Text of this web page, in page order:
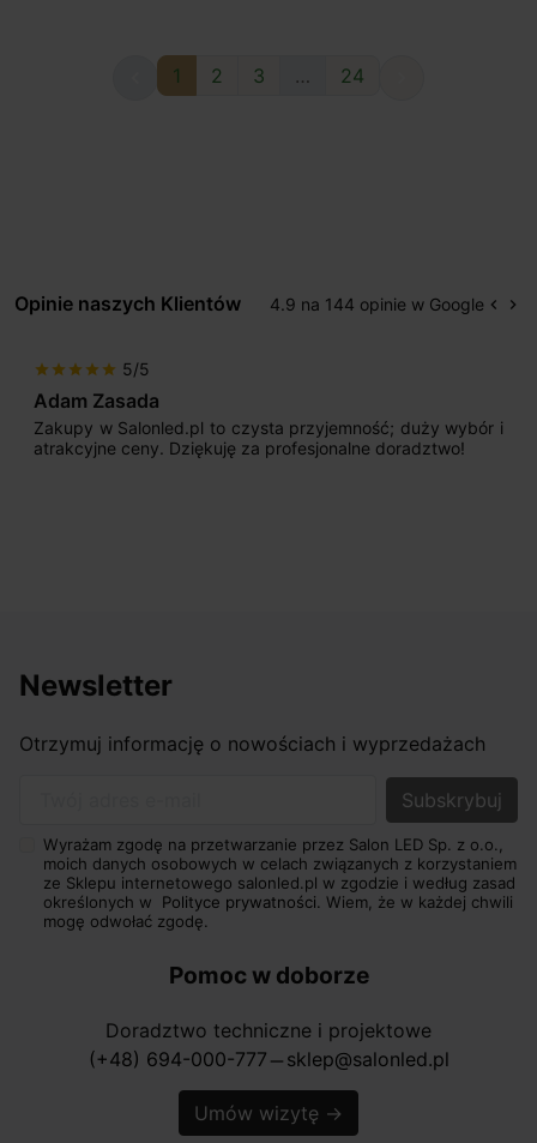
1 2 3 … 24
Opinie naszych Klientów 4.9 na 144 opinie w Google keyboard_arrow_left keyboard_arrow_right
star star star star star 5/5
Adam Zasada
Zakupy w Salonled.pl to czysta przyjemność; duży wybór i
atrakcyjne ceny. Dziękuję za profesjonalne doradztwo!
Newsletter
Otrzymuj informację o nowościach i wyprzedażach
Wyrażam zgodę na przetwarzanie przez Salon LED Sp. z o.o.,
moich danych osobowych w celach związanych z korzystaniem
ze Sklepu internetowego salonled.pl w zgodzie i według zasad
określonych w Polityce prywatności. Wiem, że w każdej chwili
mogę odwołać zgodę.
Pomoc w doborze
Doradztwo techniczne i projektowe
(+48) 694-000-777 horizontal_rule sklep@salonled.pl
Umów wizytę →